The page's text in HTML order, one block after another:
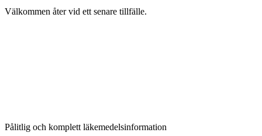
Välkommen åter vid ett senare tillfälle.
Pålitlig och komplett läkemedelsinformation